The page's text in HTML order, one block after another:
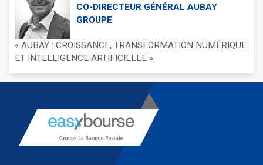
CO-DIRECTEUR GÉNÉRAL AUBAY
GROUPE
« AUBAY : CROISSANCE, TRANSFORMATION NUMÉRIQUE
ET INTELLIGENCE ARTIFICIELLE »